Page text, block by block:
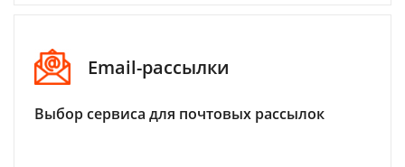
Email-рассылки
Выбор сервиса для почтовых рассылок